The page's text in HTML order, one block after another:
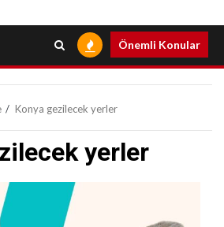
Önemli Konular
Konya gezilecek yerler
yerler